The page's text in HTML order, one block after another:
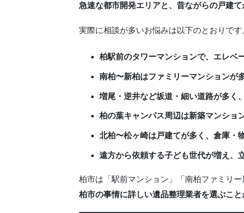
急速な都市開発エリアと、昔ながらの戸建
実際に相談が多いお悩みは以下のとおりです
柏駅前のタワーマンションで、エレベ
南柏〜新柏はファミリーマンションが
増尾・逆井など坂道・細い道路が多く
柏の葉キャンパス周辺は新築マンショ
北柏〜松ヶ崎は戸建てが多く、倉庫・
遠方から依頼する子ども世代が増え、
柏市は「駅前マンション」「南柏ファミリ
柏市の事情に詳しい遺品整理業者を選ぶこと